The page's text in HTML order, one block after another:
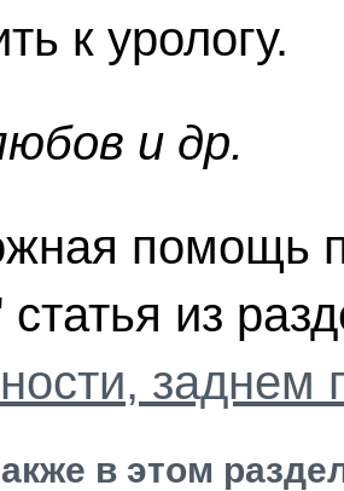
к урологу.
и др.
помощь
из
заднем
в этом